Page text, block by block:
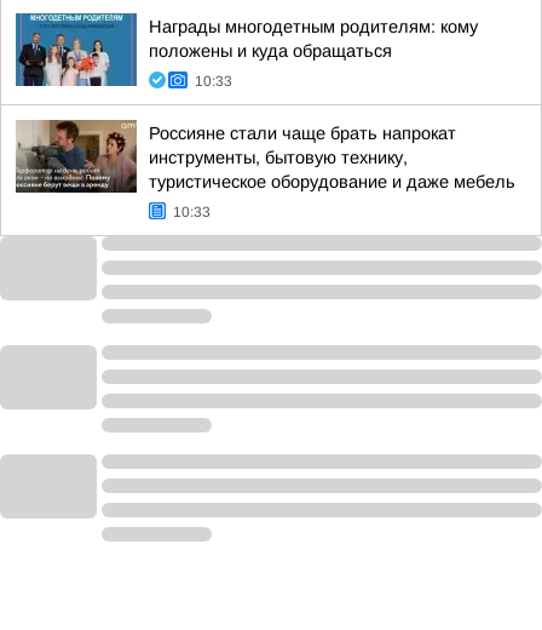
Награды многодетным родителям: кому
положены и куда обращаться
10:33
Россияне стали чаще брать напрокат
инструменты, бытовую технику,
туристическое оборудование и даже мебель
10:33